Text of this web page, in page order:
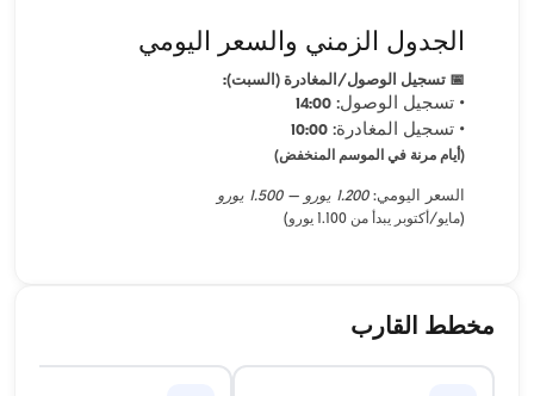
الجدول الزمني والسعر اليومي
📅 تسجيل الوصول/المغادرة (السبت):
• تسجيل الوصول: 14:00
• تسجيل المغادرة: 10:00
(أيام مرنة في الموسم المنخفض)
السعر اليومي:1.200 يورو – 1.500 يورو
(مايو/أكتوبر يبدأ من 1.100 يورو)
مخطط القارب